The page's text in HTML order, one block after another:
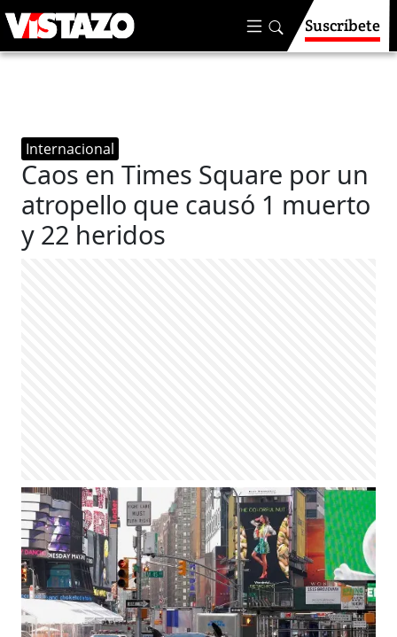
Suscríbete
Internacional
Caos en Times Square por un
atropello que causó 1 muerto
y 22 heridos